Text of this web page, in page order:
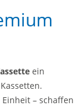
ein
– schaffen